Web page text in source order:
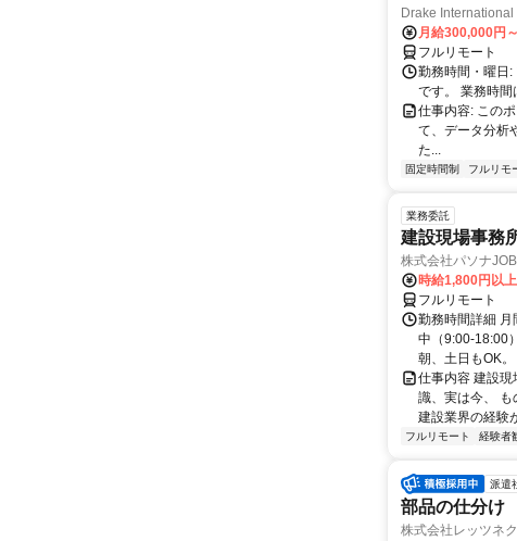
Drake
月給300,000円
フルリモート
勤務時間・曜日:
です。 業務時
仕事内容: この
て、データ分析
た...
固定時間制 フルリモ
業務委託
建設現場事務
株式会社パソナ
時給1,800円以上
フルリモート
勤務時間詳細 月
中（9:00-18:00
朝、土日もOK
仕事内容 建設現
識、実は今、
建設業界の経験
フルリモート 経験者
派遣
部品の仕分け
株式会社レッツネ